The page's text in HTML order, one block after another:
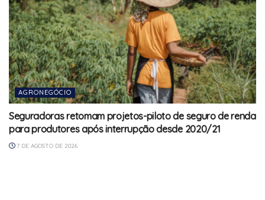
AGRONEGÓCIO
Seguradoras retomam projetos-piloto de seguro de renda
para produtores após interrupção desde 2020/21
7 DE AGOSTO DE 2026